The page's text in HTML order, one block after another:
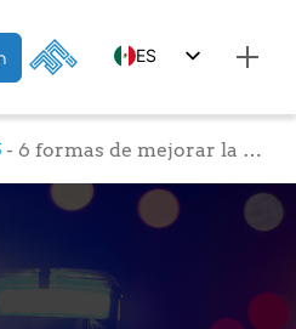
ES
FR
6 formas de mejorar la gestión de la flota pública